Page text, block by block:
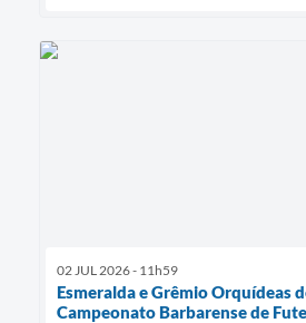
02 JUL 2026 - 11h59
Esmeralda e Grêmio Orquídeas
Campeonato Barbarense de